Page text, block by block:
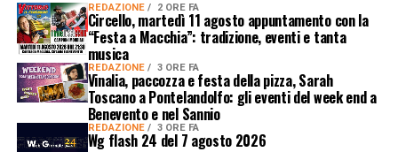
REDAZIONE 2 ORE FA
Circello, martedì 11 agosto appuntamento con la
“Festa a Macchia”: tradizione, eventi e tanta
musica
REDAZIONE 3 ORE FA
Vinalia, paccozza e festa della pizza, Sarah
Toscano a Pontelandolfo: gli eventi del week end a
Benevento e nel Sannio
REDAZIONE 3 ORE FA
Wg flash 24 del 7 agosto 2026